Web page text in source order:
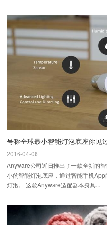
号称全球最小智能灯泡底座你见
2016-04-06
Anyware公司近日推出了一款全新的
小的智能灯泡底座，通过智能手机
灯泡。 这款Anyware适配器本身具...